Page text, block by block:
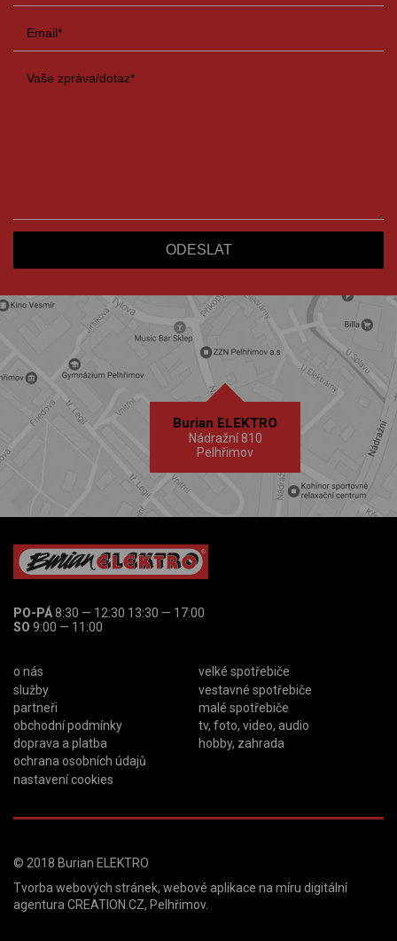
Burian ELEKTRO
Nádražní 810
Pelhřimov
PO-PÁ8:30 — 12:30 13:30 — 17:00
SO 9:00 — 11:00
o nás
služby
partneři
obchodní podmínky
doprava a platba
ochrana osobních údajů
nastavení cookies
velké spotřebiče
vestavné spotřebiče
malé spotřebiče
tv, foto, video, audio
hobby, zahrada
© 2018 Burian ELEKTRO
Tvorba webových stránek, webové aplikace na míru digitální
agenturaCREATION.CZ, Pelhřimov.